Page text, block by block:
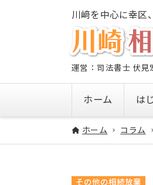
運営：司法書士 伏見
川﨑を中心に幸区
ホーム は
ホーム コラム
その他の相続放棄